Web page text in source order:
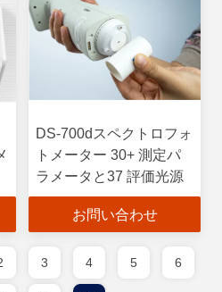
DS-700dスペクトロフォ
トメーター 30+ 測定パ
ラメータと37 評価光源
お問い合わせ
3 4 5 6